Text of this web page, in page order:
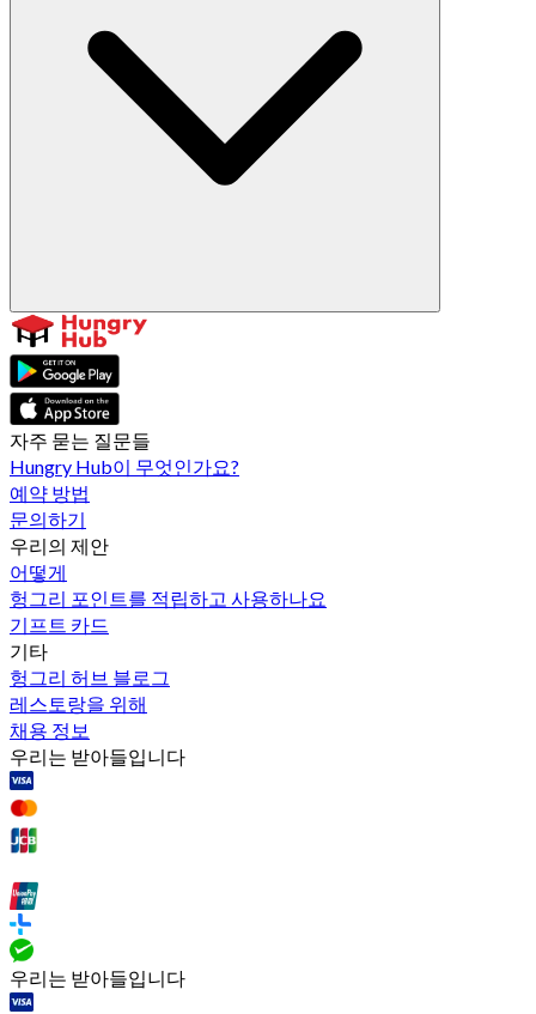
자주 묻는 질문들
Hungry Hub이 무엇인가요?
예약 방법
문의하기
우리의 제안
어떻게
헝그리 포인트를 적립하고 사용하나요
기프트 카드
기타
헝그리 허브 블로그
레스토랑을 위해
채용 정보
우리는 받아들입니다
우리는 받아들입니다